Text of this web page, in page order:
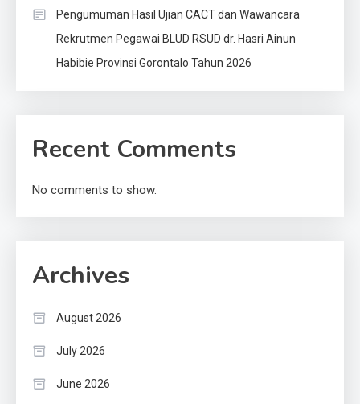
Pengumuman Hasil Ujian CACT dan Wawancara
Rekrutmen Pegawai BLUD RSUD dr. Hasri Ainun
Habibie Provinsi Gorontalo Tahun 2026
Recent Comments
No comments to show.
Archives
August 2026
July 2026
June 2026